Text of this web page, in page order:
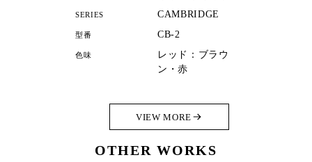
SERIES CAMBRIDGE
型番 CB-2
色味
レッド：ブラウ
ン・赤
VIEW MORE
OTHER WORKS